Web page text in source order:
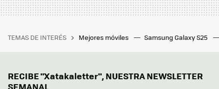
TEMAS DE INTERÉS Mejores móviles Samsung Galaxy S25
RECIBE "Xatakaletter", NUESTRA NEWSLETTER
SEMANAL